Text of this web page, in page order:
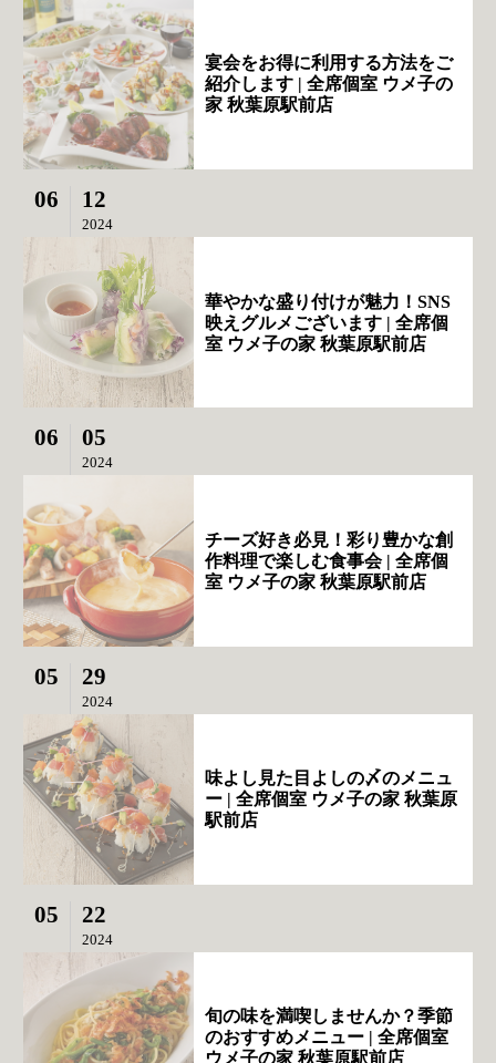
宴会をお得に利用する方法をご
紹介します | 全席個室 ウメ子の
家 秋葉原駅前店
06 12
2024
華やかな盛り付けが魅力！SNS
映えグルメございます | 全席個
室 ウメ子の家 秋葉原駅前店
06 05
2024
チーズ好き必見！彩り豊かな創
作料理で楽しむ食事会 | 全席個
室 ウメ子の家 秋葉原駅前店
05 29
2024
味よし見た目よしの〆のメニュ
ー | 全席個室 ウメ子の家 秋葉原
駅前店
05 22
2024
旬の味を満喫しませんか？季節
のおすすめメニュー | 全席個室
ウメ子の家 秋葉原駅前店